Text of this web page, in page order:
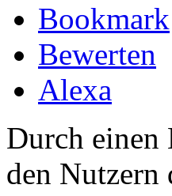
Bookmark
Bewerten
Alexa
Durch einen
den Nutzern